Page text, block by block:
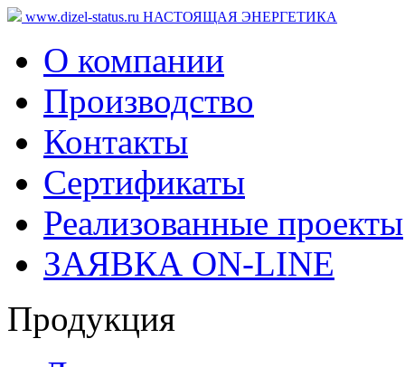
www.dizel-status.ru НАСТОЯЩАЯ ЭНЕРГЕТИКА
О компании
Производство
Контакты
Сертификаты
Реализованные проекты
ЗАЯВКА ON-LINE
Продукция